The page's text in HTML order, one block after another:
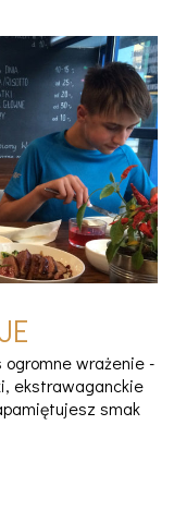
ogromne wrażenie -
ekstrawaganckie
smak